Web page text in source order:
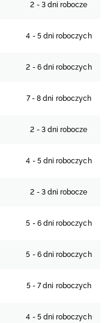
2 - 3 dni robocze
4 - 5 dni roboczych
2 - 6 dni roboczych
7 - 8 dni roboczych
2 - 3 dni robocze
4 - 5 dni roboczych
2 - 3 dni robocze
5 - 6 dni roboczych
5 - 6 dni roboczych
5 - 7 dni roboczych
4 - 5 dni roboczych